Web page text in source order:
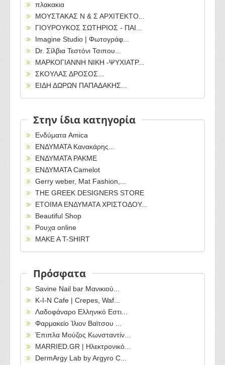
πλακακια
ΜΟΥΣΤΑΚΑΣ Ν & Σ ΑΡΧΙΤΕΚΤΟ...
ΓΙΟΥΡΟΥΚΟΣ ΣΩΤΗΡΙΟΣ - ΠΑΙ...
Imagine Studio | Φωτογράφ...
Dr. Σίλβια Τεστόνι Τσιπου...
ΜΑΡΚΟΓΙΑΝΝΗ ΝΙΚΗ -ΨΥΧΙΑΤΡ...
ΣΚΟΥΛΑΣ ΔΡΟΣΟΣ...
ΕΙΔΗ ΔΩΡΩΝ ΠΑΠΑΔΑΚΗΣ...
Στην ίδια κατηγορία
Ενδύματα Amica
ΕΝΔΥΜΑΤΑ Κανακάρης...
ΕΝΔΥΜΑΤΑ PAKME
ΕΝΔΥΜΑΤΑ Camelot
Gerry weber, Mat Fashion,...
THE GREEK DESIGNERS STORE
ΕΤΟΙΜΑ ΕΝΔΥΜΑΤΑ ΧΡΙΣΤΟΔΟΥ...
Beautiful Shop
Ρουχα online
MAKE A T-SHIRT
Πρόσφατα
Savine Nail bar Μανικιού...
Κ-Ι-Ν Cafe | Crepes, Waf...
Λαδοφάναρο Ελληνικό Εστι...
Φαρμακείο Ίλιον Βαϊτσου ...
Έπιπλα Μούζος Κωνσταντίν...
MARRIED.GR | Ηλεκτρονικό...
DermArgy Lab by Argyro C...